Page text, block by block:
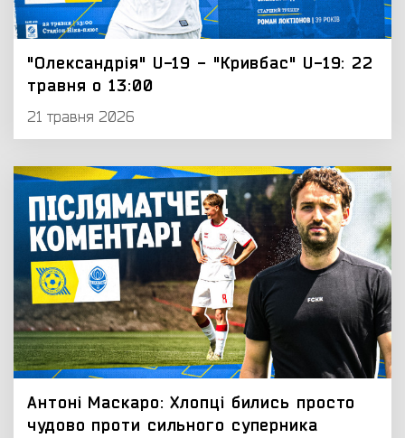
"Олександрія" U-19 - "Кривбас" U-19: 22
травня о 13:00
21 травня 2026
Антоні Маскаро: Хлопці бились просто
чудово проти сильного суперника